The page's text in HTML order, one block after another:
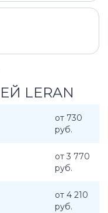
LERAN
от 730
руб.
от 3 770
руб.
от 4 210
руб.